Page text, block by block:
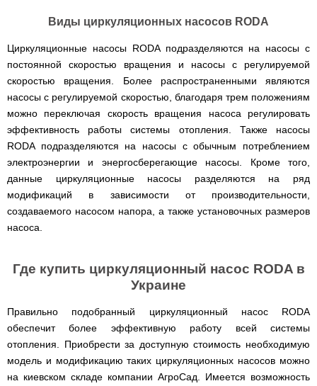
Виды циркуляционных насосов RODA
Циркуляционные насосы RODA подразделяются на насосы с
постоянной скоростью вращения и насосы с регулируемой
скоростью вращения. Более распространенными являются
насосы с регулируемой скоростью, благодаря трем положениям
можно переключая скорость вращения насоса регулировать
эффективность работы системы отопления. Также насосы
RODA подразделяются на насосы с обычным потреблением
электроэнергии и энергосберегающие насосы. Кроме того,
данные циркуляционные насосы разделяются на ряд
модификаций в зависимости от производительности,
создаваемого насосом напора, а также установочных размеров
насоса.
Где купить циркуляционный насос RODA в
Украине
Правильно подобранный циркуляционный насос RODA
обеспечит более эффективную работу всей системы
отопления. Приобрести за доступную стоимость необходимую
модель и модификацию таких циркуляционных насосов можно
на киевском складе компании АгроСад. Имеется возможность